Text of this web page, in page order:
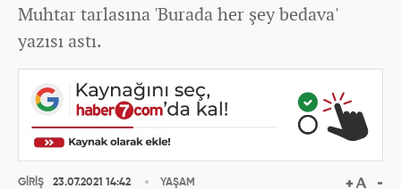
Muhtar tarlasına 'Burada her şey bedava'
yazısı astı.
GİRİŞ
23.07.2021 14:42
YAŞAM